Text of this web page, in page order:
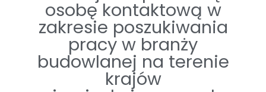
osobę kontaktową w
zakresie poszukiwania
pracy w branży
budowlanej na terenie
krajów